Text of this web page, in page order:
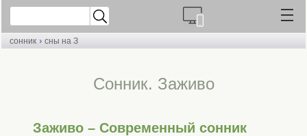
сонник › сны на З
Cонник. Заживо
Заживо – Современный сонник